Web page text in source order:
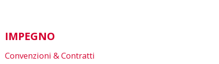
IMPEGNO
Convenzioni & Contratti